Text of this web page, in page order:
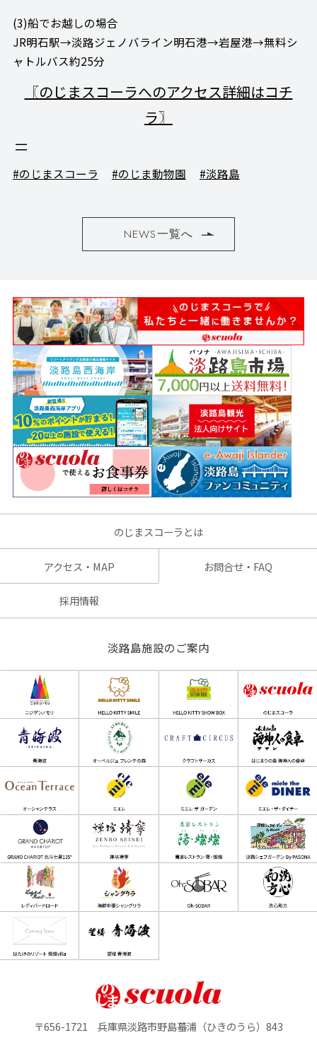
(3)船でお越しの場合
JR明石駅→淡路ジェノバライン明石港→岩屋港→無料シ
ャトルバス約25分
〖のじまスコーラへのアクセス詳細はコチ
ラ〗
#のじまスコーラ #のじま動物園 #淡路島
NEWS一覧へ
のじまスコーラとは
アクセス・MAP お問合せ・FAQ
採用情報
淡路島施設のご案内
〒656-1721 兵庫県淡路市野島蟇浦（ひきのうら）843